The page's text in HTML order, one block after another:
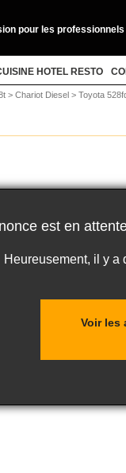
pour les professionnels
HOTEL RESTO
> Chariot Diesel > Toyota
est en
Heureusement, il y a
Voir les